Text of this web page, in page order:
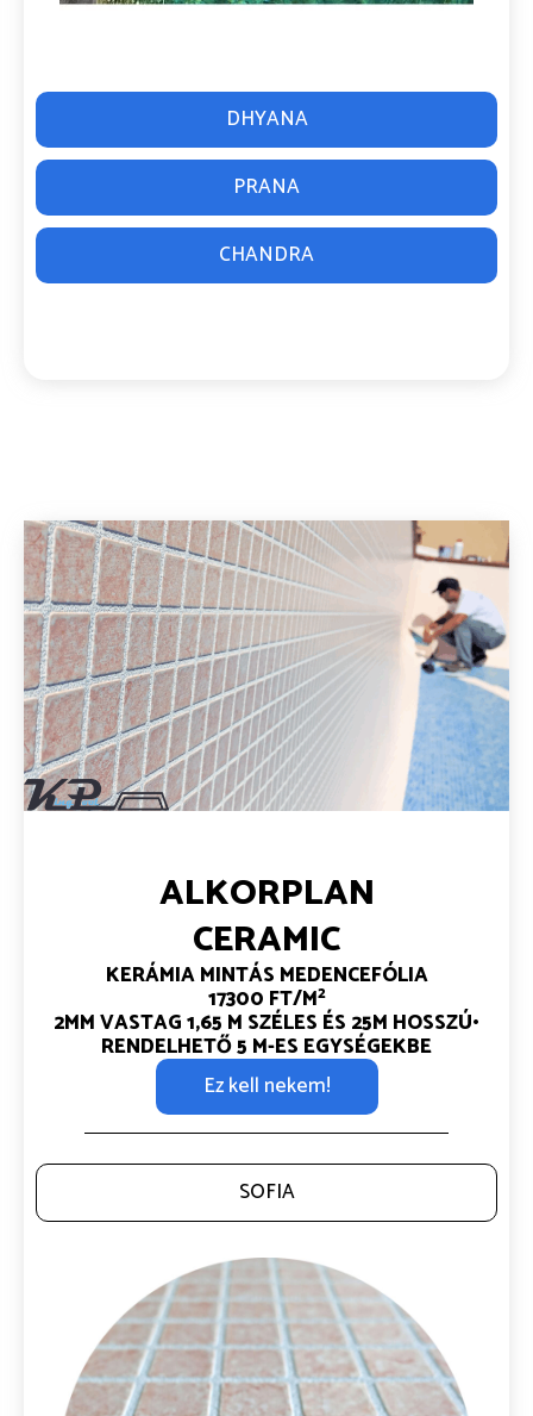
DHYANA
PRANA
CHANDRA
ALKORPLAN
CERAMIC
KERÁMIA MINTÁS MEDENCEFÓLIA
17300 FT/M2
2MM VASTAG1,65 M SZÉLES ÉS 25M HOSSZÚ•
RENDELHETŐ 5 M-ES EGYSÉGEKBE
Ez kell nekem!
SOFIA